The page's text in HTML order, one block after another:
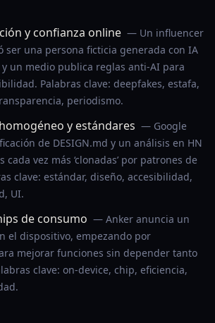
y confianza online — Un influencer
ser una persona ficticia generada con IA
un medio publica reglas anti-AI para
Palabras clave: deepfakes, estafa,
periodismo.
y estándares — Google
de DESIGN.md y un análisis en HN
cada vez más ‘clonadas’ por patrones de
clave: estándar, diseño, accesibilidad,
UI.
de consumo — Anker anuncia un
el dispositivo, empezando por
mejorar funciones sin depender tanto
clave: on-device, chip, eficiencia,